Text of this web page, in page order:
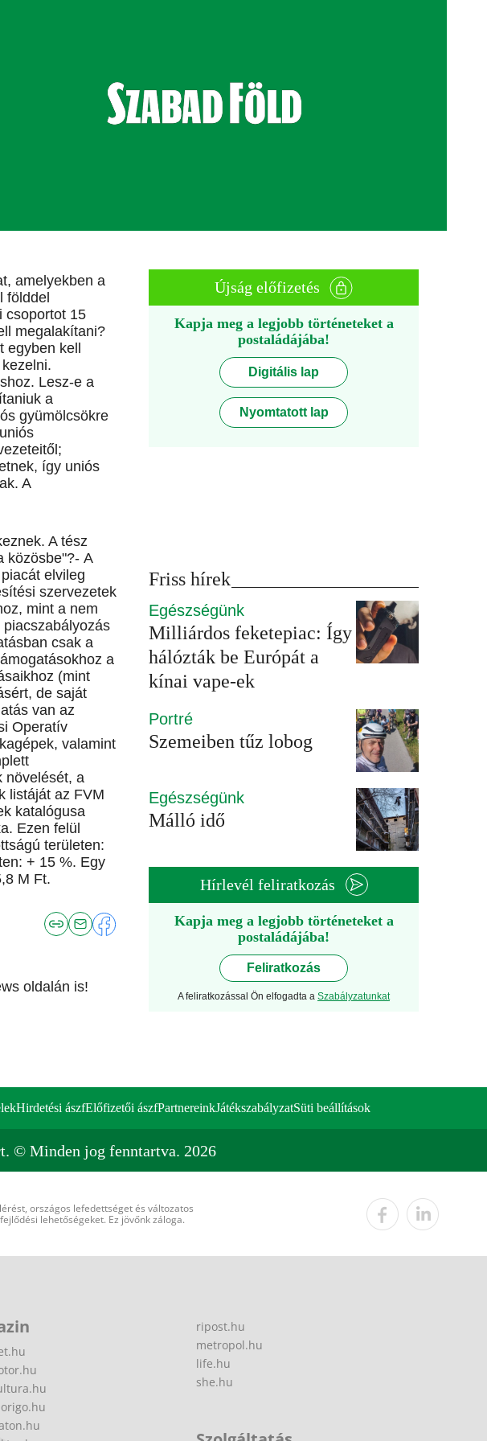
amelyekben a
földdel
csoportot 15
megalakítani?
kell
Lesz-e a
a
gyümölcsökre
így uniós
A
A tész
közösbe"?- A
elvileg
szervezetek
mint a nem
csak a
a
(mint
de saját
van az
Operatív
valamint
növelését, a
listáját az FVM
katalógusa
Ezen felül
területen:
+ 15 %. Egy
M Ft.
oldalán is!
Újság előfizetés
Kapja meg a legjobb történeteket a
postaládájába!
Digitális lap
Nyomtatott lap
Friss hírek
Egészségünk
Milliárdos feketepiac: Így
hálózták be Európát a
kínai vape-ek
Portré
Szemeiben tűz lobog
Egészségünk
Málló idő
Hírlevél feliratkozás
Kapja meg a legjobb történeteket a
postaládájába!
Feliratkozás
A feliratkozással Ön elfogadta a Szabályzatunkat
Hirdetési ászfElőfizetői ászfPartnereinkJátékszabályzatSüti beállítások
© Minden jog fenntartva. 2026
országos lefedettséget és változatos
lehetőségeket. Ez jövőnk záloga.
ripost.hu
metropol.hu
life.hu
she.hu